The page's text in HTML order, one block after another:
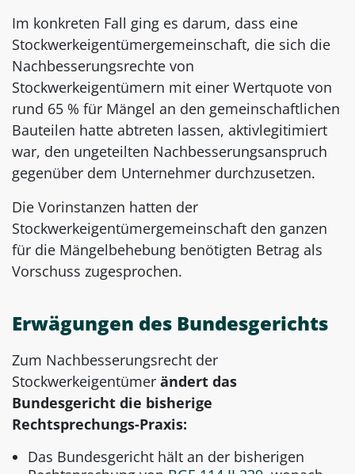
Im konkreten Fall ging es darum, dass eine
Stockwerkeigentümergemeinschaft, die sich die
Nachbesserungsrechte von
Stockwerkeigentümern mit einer Wertquote von
rund 65 % für Mängel an den gemeinschaftlichen
Bauteilen hatte abtreten lassen, aktivlegitimiert
war, den ungeteilten Nachbesserungsanspruch
gegenüber dem Unternehmer durchzusetzen.
Die Vorinstanzen hatten der
Stockwerkeigentümergemeinschaft den ganzen
für die Mängelbehebung benötigten Betrag als
Vorschuss zugesprochen.
Erwägungen des Bundesgerichts
Zum Nachbesserungsrecht der
Stockwerkeigentümer ändert das
Bundesgericht die bisherige
Rechtsprechungs-Praxis:
Das Bundesgericht hält an der bisherigen